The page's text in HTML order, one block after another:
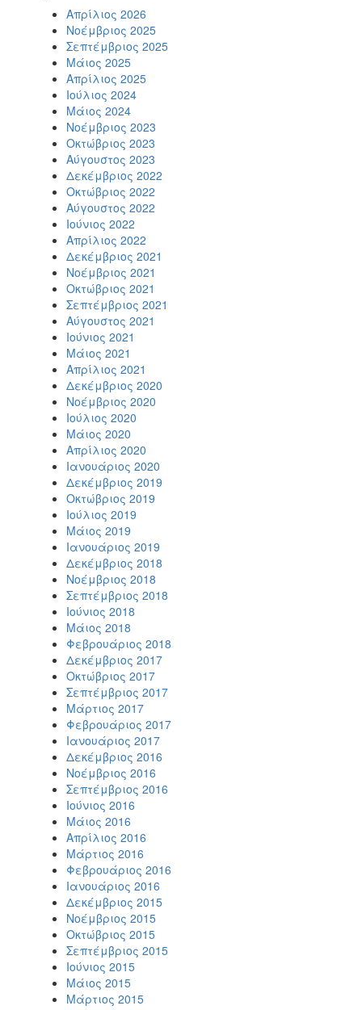
Απρίλιος 2026
Νοέμβριος 2025
Σεπτέμβριος 2025
Μάιος 2025
Απρίλιος 2025
Ιούλιος 2024
Μάιος 2024
Νοέμβριος 2023
Οκτώβριος 2023
Αύγουστος 2023
Δεκέμβριος 2022
Οκτώβριος 2022
Αύγουστος 2022
Ιούνιος 2022
Απρίλιος 2022
Δεκέμβριος 2021
Νοέμβριος 2021
Οκτώβριος 2021
Σεπτέμβριος 2021
Αύγουστος 2021
Ιούνιος 2021
Μάιος 2021
Απρίλιος 2021
Δεκέμβριος 2020
Νοέμβριος 2020
Ιούλιος 2020
Μάιος 2020
Απρίλιος 2020
Ιανουάριος 2020
Δεκέμβριος 2019
Οκτώβριος 2019
Ιούλιος 2019
Μάιος 2019
Ιανουάριος 2019
Δεκέμβριος 2018
Νοέμβριος 2018
Σεπτέμβριος 2018
Ιούνιος 2018
Μάιος 2018
Φεβρουάριος 2018
Δεκέμβριος 2017
Οκτώβριος 2017
Σεπτέμβριος 2017
Μάρτιος 2017
Φεβρουάριος 2017
Ιανουάριος 2017
Δεκέμβριος 2016
Νοέμβριος 2016
Σεπτέμβριος 2016
Ιούνιος 2016
Μάιος 2016
Απρίλιος 2016
Μάρτιος 2016
Φεβρουάριος 2016
Ιανουάριος 2016
Δεκέμβριος 2015
Νοέμβριος 2015
Οκτώβριος 2015
Σεπτέμβριος 2015
Ιούνιος 2015
Μάιος 2015
Μάρτιος 2015